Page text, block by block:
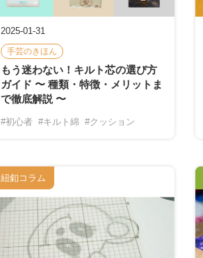
2025-01-31
手芸のきほん
もう迷わない！キルト芯の選び方
ガイド 〜 種類・特徴・メリットま
で徹底解説 〜
#初心者 #キルト綿 #クッション
紐釦コラム